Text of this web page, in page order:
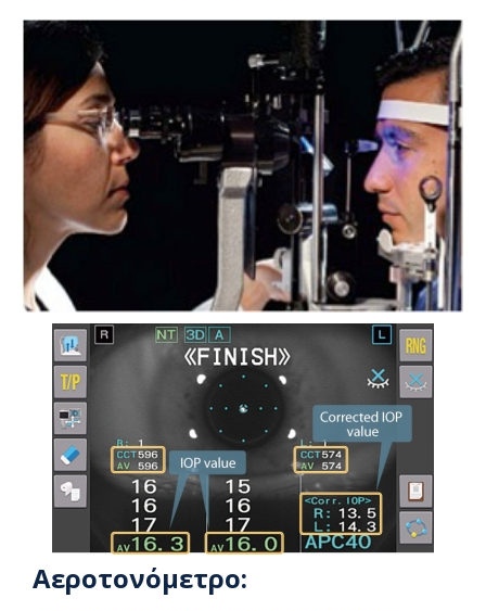
Αεροτονόμετρο: